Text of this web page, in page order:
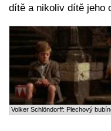
dítě a nikoliv dítě jeho
Volker Schlöndorff: Plechový